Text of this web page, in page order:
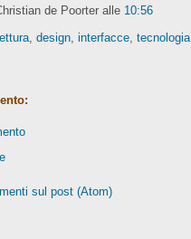
de Poorter alle 10:56
, design, interfacce, tecnologia
sul post (Atom)